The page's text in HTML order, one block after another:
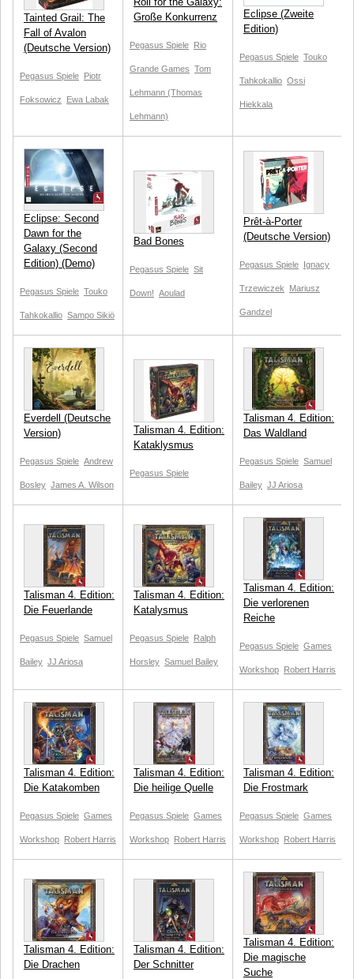
Tainted Grail: The
Fall of Avalon
(Deutsche Version)
Pegasus Spiele Piotr
Foksowicz Ewa Labak
Große Konkurrenz
Pegasus Spiele Rio
Grande Games Tom
Lehmann (Thomas
Lehmann)
Eclipse (Zweite
Edition)
Pegasus Spiele Touko
Tahkokallio Ossi
Hiekkala
Eclipse: Second
Dawn for the
Galaxy (Second
Edition) (Demo)
Pegasus Spiele Touko
Tahkokallio Sampo Sikiö
Bad Bones
Pegasus Spiele Sit
Down! Aoulad
Prêt-à-Porter
(Deutsche Version)
Pegasus Spiele Ignacy
Trzewiczek Mariusz
Gandzel
Everdell (Deutsche
Version)
Pegasus Spiele Andrew
Bosley James A. Wilson
Talisman 4. Edition:
Kataklysmus
Pegasus Spiele
Talisman 4. Edition:
Das Waldland
Pegasus Spiele Samuel
Bailey JJ Ariosa
Talisman 4. Edition:
Die Feuerlande
Pegasus Spiele Samuel
Bailey JJ Ariosa
Talisman 4. Edition:
Katalysmus
Pegasus Spiele Ralph
Horsley Samuel Bailey
Talisman 4. Edition:
Die verlorenen
Reiche
Pegasus Spiele Games
Workshop Robert Harris
Talisman 4. Edition:
Die Katakomben
Pegasus Spiele Games
Workshop Robert Harris
Talisman 4. Edition:
Die heilige Quelle
Pegasus Spiele Games
Workshop Robert Harris
Talisman 4. Edition:
Die Frostmark
Pegasus Spiele Games
Workshop Robert Harris
Talisman 4. Edition:
Die Drachen
Talisman 4. Edition:
Der Schnitter
Talisman 4. Edition:
Die magische
Suche